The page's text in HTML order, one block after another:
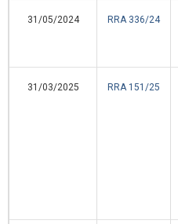
31/05/2024 RRA 336/24
31/03/2025 RRA 151/25